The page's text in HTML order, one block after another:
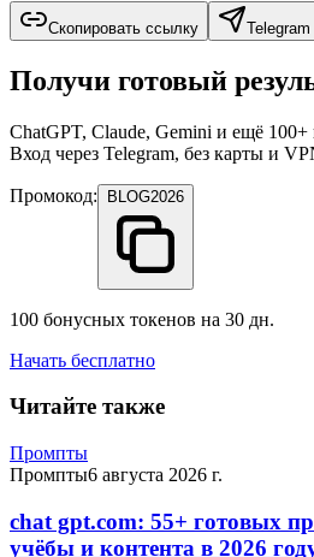
Скопировать ссылку Telegram
Получи готовый
ChatGPT, Claude, Gemini и ещё
Вход через Telegram, без карты и
Промокод: BLOG2026
100 бонусных токенов на 30 дн.
Начать бесплатно
Читайте также
Промпты
Промпты6 августа 2026 г.
chat gpt.com: 55+ готовых
учёбы и контента в 2026